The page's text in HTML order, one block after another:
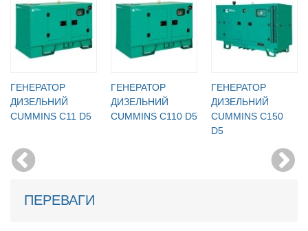
ГЕНЕРАТОР
ДИЗЕЛЬНИЙ
CUMMINS C11 D5
ГЕНЕРАТОР
ДИЗЕЛЬНИЙ
CUMMINS C110 D5
ГЕНЕРАТОР
ДИЗЕЛЬНИЙ
CUMMINS C150
D5
ПЕРЕВАГИ